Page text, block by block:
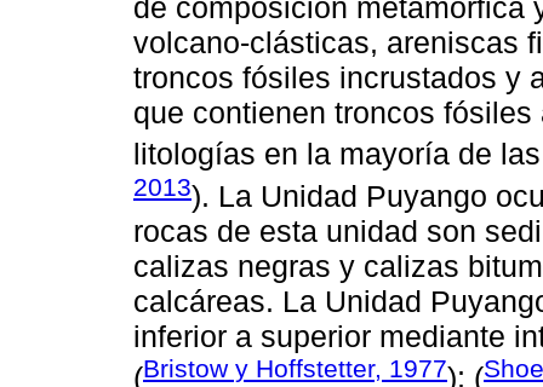
de composición metamórfica
volcano-clásticas, areniscas
troncos fósiles incrustados y
que contienen troncos
litologías en la mayoría de
2013). La Unidad Puyango
rocas de esta unidad son
calizas negras y calizas
calcáreas. La Unidad
inferior a superior mediante
(Bristow y Hoffstetter, 1977); (